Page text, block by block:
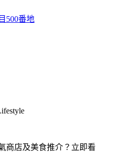
500番地
商店及美食推介？立即看